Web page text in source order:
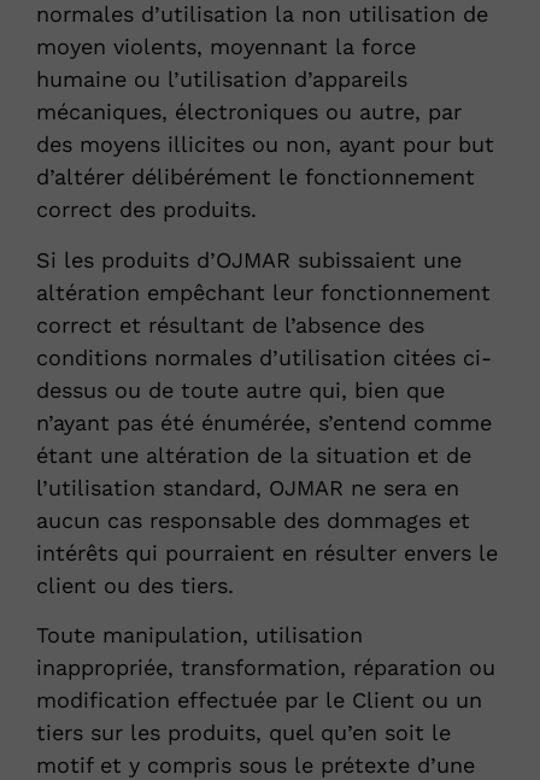
normales d’utilisation la non utilisation de
moyen violents, moyennant la force
humaine ou l’utilisation d’appareils
mécaniques, électroniques ou autre, par
des moyens illicites ou non, ayant pour but
d’altérer délibérément le fonctionnement
correct des produits.
Si les produits d’OJMAR subissaient une
altération empêchant leur fonctionnement
correct et résultant de l’absence des
conditions normales d’utilisation citées ci-
dessus ou de toute autre qui, bien que
n’ayant pas été énumérée, s’entend comme
étant une altération de la situation et de
l’utilisation standard, OJMAR ne sera en
aucun cas responsable des dommages et
intérêts qui pourraient en résulter envers le
client ou des tiers.
Toute manipulation, utilisation
inappropriée, transformation, réparation ou
modification effectuée par le Client ou un
tiers sur les produits, quel qu’en soit le
motif et y compris sous le prétexte d’une